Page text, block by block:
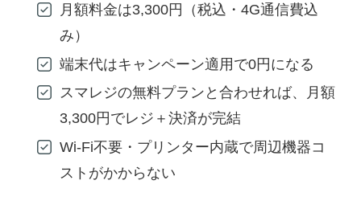
月額料金は3,300円（税込・4G通信費込
み）
端末代はキャンペーン適用で0円になる
スマレジの無料プランと合わせれば、月額
3,300円でレジ＋決済が完結
Wi-Fi不要・プリンター内蔵で周辺機器コ
ストがかからない